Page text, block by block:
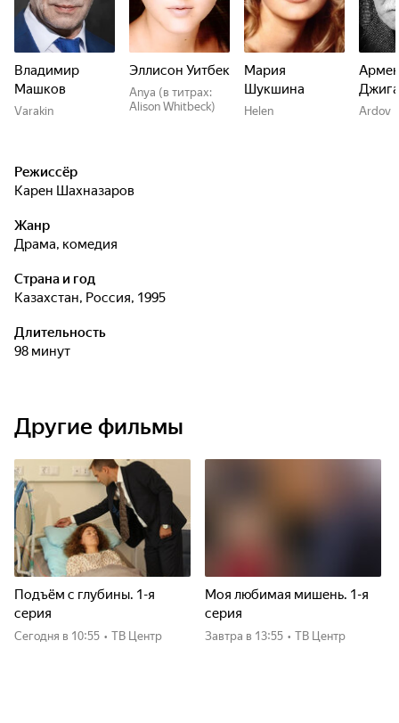
Владимир
Машков
Varakin
Эллисон Уитбек
Anya (в титрах:
Alison Whitbeck)
Мария
Шукшина
Helen Ardov
Режиссёр
Карен Шахназаров
Жанр
драма, комедия
Страна и год
Казахстан, Россия, 1995
Длительность
98 минут
Другие фильмы
Подъём с глубины. 1-я
серия
Сегодня в 10:55 • ТВ Центр
Моя любимая мишень. 1-я
серия
Завтра в 13:55 • ТВ Центр